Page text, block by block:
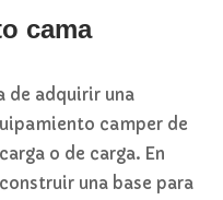
cama
de adquirir una
camper de
o de carga. En
una base para